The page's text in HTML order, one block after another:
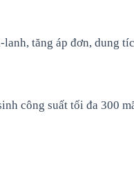
tăng áp đơn, dung
công suất tối đa 300